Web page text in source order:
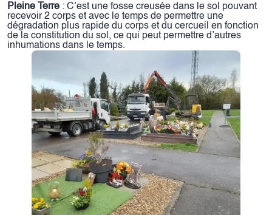
Pleine Terre : C’est une fosse creusée dans le sol pouvant
recevoir 2 corps et avec le temps de permettre une
dégradation plus rapide du corps et du cercueil en fonction
de la constitution du sol, ce qui peut permettre d’autres
inhumations dans le temps.